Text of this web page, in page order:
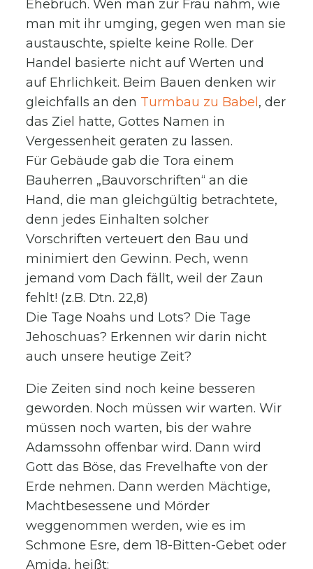
Ehebruch. Wen man zur Frau nahm, wie
man mit ihr umging, gegen wen man sie
austauschte, spielte keine Rolle. Der
Handel basierte nicht auf Werten und
auf Ehrlichkeit. Beim Bauen denken wir
gleichfalls an den Turmbau zu Babel , der
das Ziel hatte, Gottes Namen in
Vergessenheit geraten zu lassen.
Für Gebäude gab die Tora einem
Bauherren „Bauvorschriften“ an die
Hand, die man gleichgültig betrachtete,
denn jedes Einhalten solcher
Vorschriften verteuert den Bau und
minimiert den Gewinn. Pech, wenn
jemand vom Dach fällt, weil der Zaun
fehlt! (z.B. Dtn. 22,8)
Die Tage Noahs und Lots? Die Tage
Jehoschuas? Erkennen wir darin nicht
auch unsere heutige Zeit?
Die Zeiten sind noch keine besseren
geworden. Noch müssen wir warten. Wir
müssen noch warten, bis der wahre
Adamssohn offenbar wird. Dann wird
Gott das Böse, das Frevelhafte von der
Erde nehmen. Dann werden Mächtige,
Machtbesessene und Mörder
weggenommen werden, wie es im
Schmone Esre, dem 18-Bitten-Gebet oder
Amida, heißt: